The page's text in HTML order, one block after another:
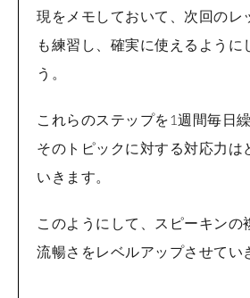
現をメモしておいて、次回のレ
も練習し、確実に使えるように
う。
これらのステップを1週間毎日
そのトピックに対する対応力は
いきます。
このようにして、スピーキンの
流暢さをレベルアップさせてい